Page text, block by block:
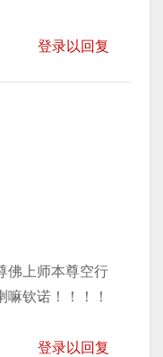
登录以回复
佛上师本尊空行
钦诺！！！！
登录以回复